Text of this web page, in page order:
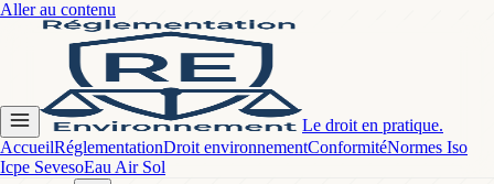
Aller au contenu
Le droit en pratique.
AccueilRéglementationDroit environnementConformitéNormes Iso
Icpe SevesoEau Air Sol